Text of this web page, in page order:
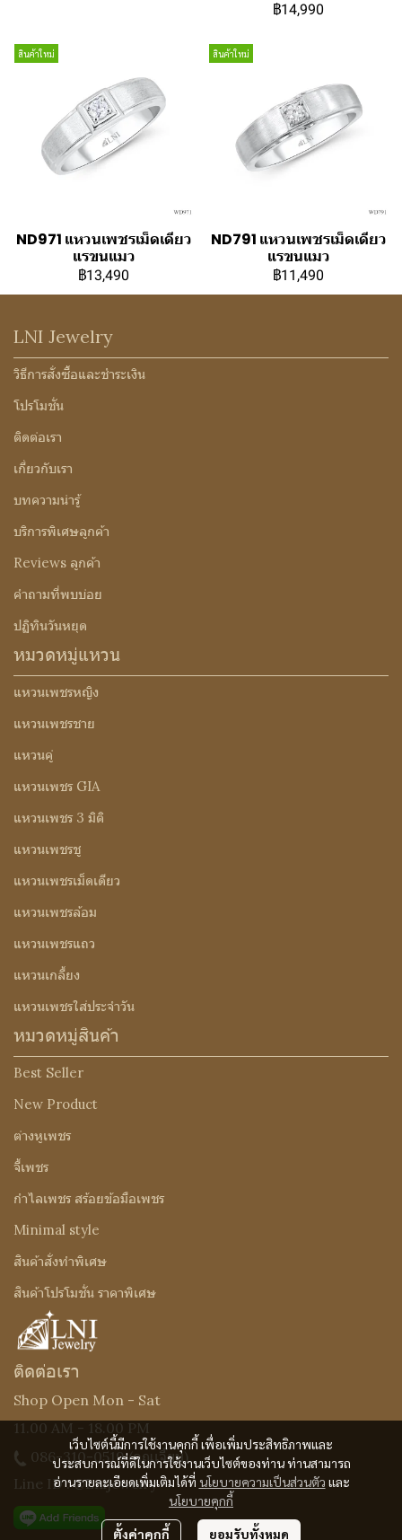
฿14,990
สินค้าใหม่
ND971 แหวนเพชรเม็ดเดียว
แรขนแมว
฿13,490
สินค้าใหม่
ND791 แหวนเพชรเม็ดเดียว
แรขนแมว
฿11,490
เว็บไซต์นี้มีการใช้งานคุกกี้ เพื่อเพิ่มประสิทธิภาพและ
ประสบการณ์ที่ดีในการใช้งานเว็บไซต์ของท่าน ท่านสามารถ
อ่านรายละเอียดเพิ่มเติมได้ที่ นโยบายความเป็นส่วนตัว และ
นโยบายคุกกี้
ตั้งค่าคุกกี้ ยอมรับทั้งหมด
LNI Jewelry
วิธีการสั่งซื้อและชำระเงิน
โปรโมชั่น
ติดต่อเรา
เกี่ยวกับเรา
บทความน่ารู้
บริการพิเศษลูกค้า
Reviews ลูกค้า
คำถามที่พบบ่อย
ปฏิทินวันหยุด
หมวดหมู่แหวน
แหวนเพชรหญิง
แหวนเพชรชาย
แหวนคู่
แหวนเพชร GIA
แหวนเพชร 3 มิติ
แหวนเพชรชู
แหวนเพชรเม็ดเดียว
แหวนเพชรล้อม
แหวนเพชรแถว
แหวนเกลี้ยง
แหวนเพชรใส่ประจำวัน
หมวดหมู่สินค้า
Best Seller
New Product
ต่างหูเพชร
จี้เพชร
กำไลเพชร สร้อยข้อมือเพชร
Minimal style
สินค้าสั่งทำพิเศษ
สินค้าโปรโมชั่น ราคาพิเศษ
ติดต่อเรา
Shop Open Mon - Sat
11.00 AM - 18.00 PM
086-310-0519(คุณเจี๊ยบ)
Line ID : @Lnijewelry